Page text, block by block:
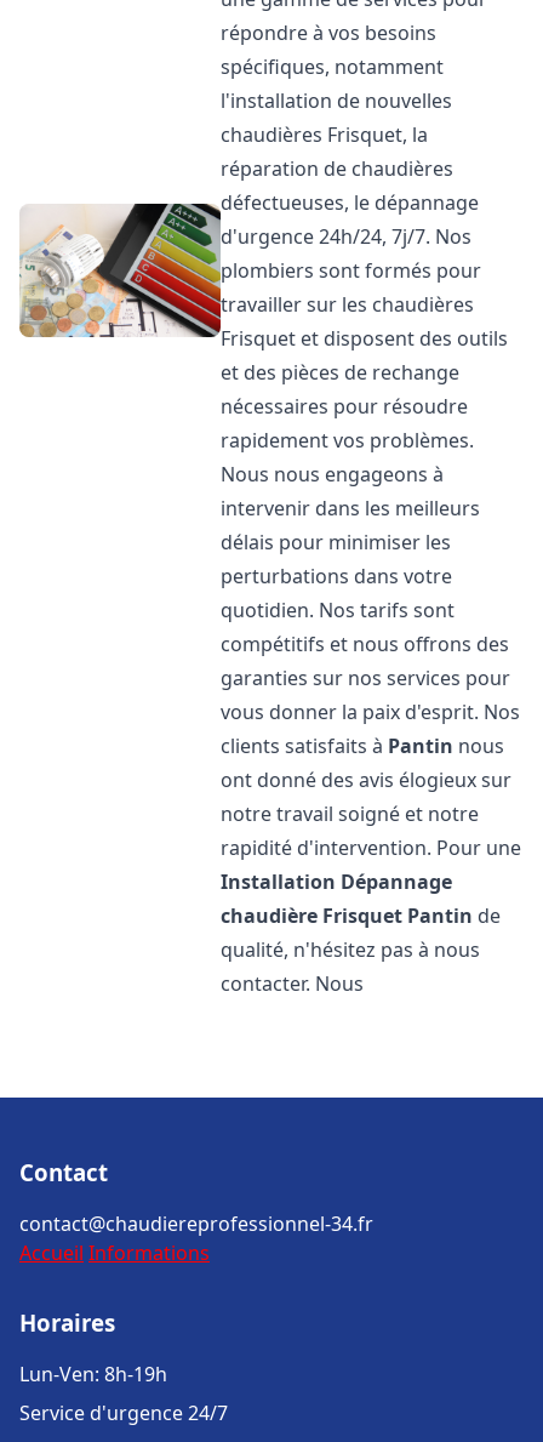
répondre à vos besoins
spécifiques, notamment
l'installation de nouvelles
chaudières Frisquet, la
réparation de chaudières
défectueuses, le dépannage
d'urgence 24h/24, 7j/7. Nos
plombiers sont formés pour
travailler sur les chaudières
Frisquet et disposent des outils
et des pièces de rechange
nécessaires pour résoudre
rapidement vos problèmes.
Nous nous engageons à
intervenir dans les meilleurs
délais pour minimiser les
perturbations dans votre
quotidien. Nos tarifs sont
compétitifs et nous offrons des
garanties sur nos services pour
vous donner la paix d'esprit. Nos
clients satisfaits à Pantin nous
ont donné des avis élogieux sur
notre travail soigné et notre
rapidité d'intervention. Pour une
Installation Dépannage
chaudière Frisquet Pantin de
qualité, n'hésitez pas à nous
contacter. Nous
Contact
contact@chaudiereprofessionnel-34.fr
Accueil Informations
Horaires
Lun-Ven: 8h-19h
Service d'urgence 24/7